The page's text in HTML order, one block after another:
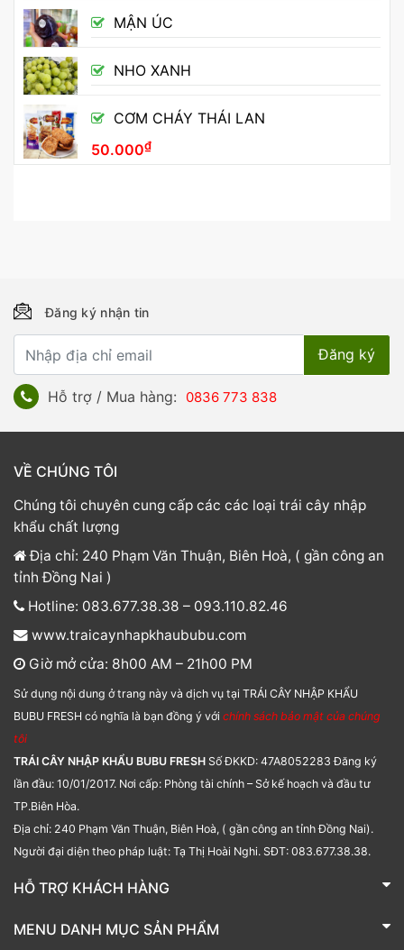
MẬN ÚC
NHO XANH
CƠM CHÁY THÁI LAN
50.000₫
Đăng ký nhận tin
Hỗ trợ / Mua hàng: 0836 773 838
VỀ CHÚNG TÔI
Chúng tôi chuyên cung cấp các các loại trái cây nhập
khẩu chất lượng
Địa chỉ: 240 Phạm Văn Thuận, Biên Hoà, ( gần công an
tỉnh Đồng Nai )
Hotline: 083.677.38.38 – 093.110.82.46
www.traicaynhapkhaububu.com
Giờ mở cửa: 8h00 AM – 21h00 PM
Sử dụng nội dung ở trang này và dịch vụ tại TRÁI CÂY NHẬP KHẨU
BUBU FRESH có nghĩa là bạn đồng ý với chính sách bảo mật của chúng
tôi
TRÁI CÂY NHẬP KHẨU BUBU FRESH Số ĐKKD: 47A8052283 Đăng ký
lần đầu: 10/01/2017. Nơi cấp: Phòng tài chính – Sở kế hoạch và đầu tư
TP.Biên Hòa.
Địa chỉ: 240 Phạm Văn Thuận, Biên Hoà, ( gần công an tỉnh Đồng Nai).
Người đại diện theo pháp luật: Tạ Thị Hoài Nghi. SĐT: 083.677.38.38.
HỖ TRỢ KHÁCH HÀNG
TRÁI CÂY NHẬP KHẨU BUBU FRESH
MENU DANH MỤC SẢN PHẨM